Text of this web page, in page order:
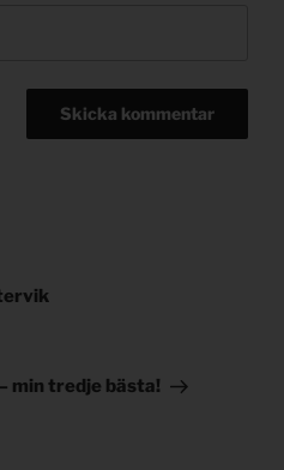
min tredje bästa!